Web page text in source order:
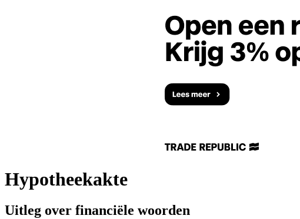
Hypotheekakte
Uitleg over financiële woorden